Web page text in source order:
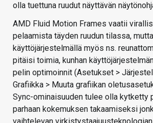
olla tuettuna ruudut näyttävän
AMD Fluid Motion Frames vaatii
pelaamista täyden ruudun tilassa,
käyttöjärjestelmällä myös ns.
pitäisi toimia, kunhan
pelin optimoinnit (Asetukset >
Grafiikka > Muuta grafiikan
Sync-ominaisuuden tulee olla kytketty
parhaan kokemuksen takaamiseksi